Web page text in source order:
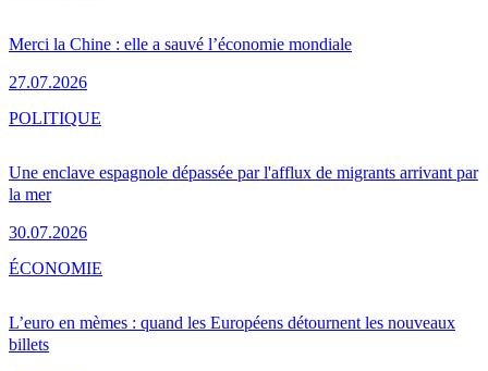
Merci la Chine : elle a sauvé l’économie mondiale
27.07.2026
Une enclave espagnole dépassée par l'afflux de migrants arrivant par
la mer
30.07.2026
POLITIQUE
L’euro en mèmes : quand les Européens détournent les nouveaux
billets
ÉCONOMIE